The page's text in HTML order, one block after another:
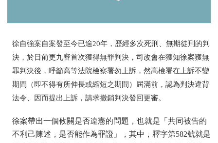
徐自強案自案發至今已逾20年，歷經多次死刑、無期徒刑的判
決，於日前更九審首次獲得無罪判決，司改會在獲知徐案獲無
罪判決後，呼籲高等法院檢察署勿上訴，然高檢署在上訴不變
期間（即不得有所伸長或縮短之期間 ）屆滿前，認為判決違背
法令、因而提出上訴， 請求撤銷判決發回更審。
徐案帶出一個攸關是否違憲的問題，也就是「共同被告的
不利己陳述，是否能作為罪證」，其中，釋字第582號就是